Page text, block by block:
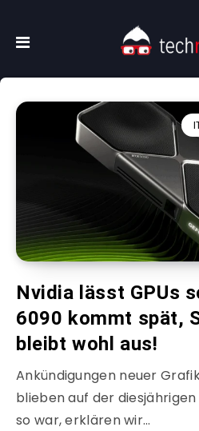
Nvidia lässt GPUs
6090 kommt spät,
bleibt wohl aus!
Ankündigungen neuer
blieben auf der diesjährigen
so war, erklären wir…